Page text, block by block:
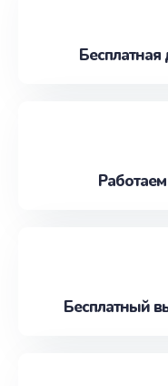
Бесплатная
Бесплатный